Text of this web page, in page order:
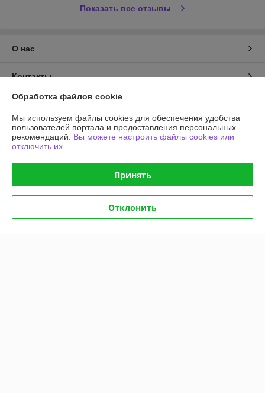
Показать все отзывы
О нас
Контакты
Доставка и оплата
График работы
Политика обработки cookies
Обработка файлов cookie
Мы используем файлы cookies для обеспечения удобства
пользователей портала и предоставления персональных
рекомендаций. Вы можете настроить файлы cookies или
отключить их.
Принять
Отклонить